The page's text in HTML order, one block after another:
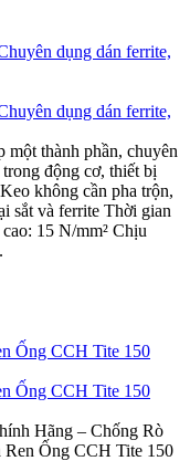
dụng dán ferrite,
dụng dán ferrite,
thành phần, chuyên
động cơ, thiết bị
không cần pha trộn,
sắt và ferrite Thời gian
15 N/mm² Chịu
Ống CCH Tite 150
Ống CCH Tite 150
Hãng – Chống Rò
Ống CCH Tite 150